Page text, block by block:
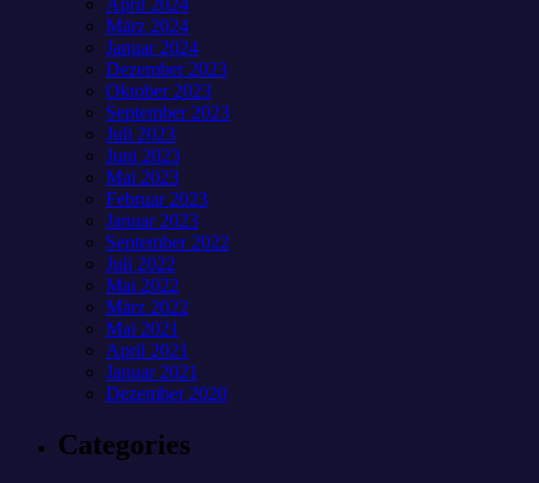
März 2024
Januar 2024
Dezember 2023
Oktober 2023
September 2023
Juli 2023
Juni 2023
Mai 2023
Februar 2023
Januar 2023
September 2022
Juli 2022
Mai 2022
März 2022
Mai 2021
April 2021
Januar 2021
Dezember 2020
Categories